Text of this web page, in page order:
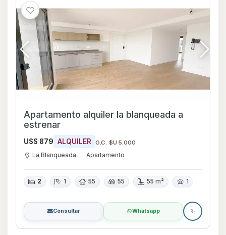
Apartamento alquiler la blanqueada a
estrenar
U$S 879 ALQUILER G.C. $U 5.000
La Blanqueada Apartamento
2 1 55 55 55 m² 1
Consultar Whatsapp